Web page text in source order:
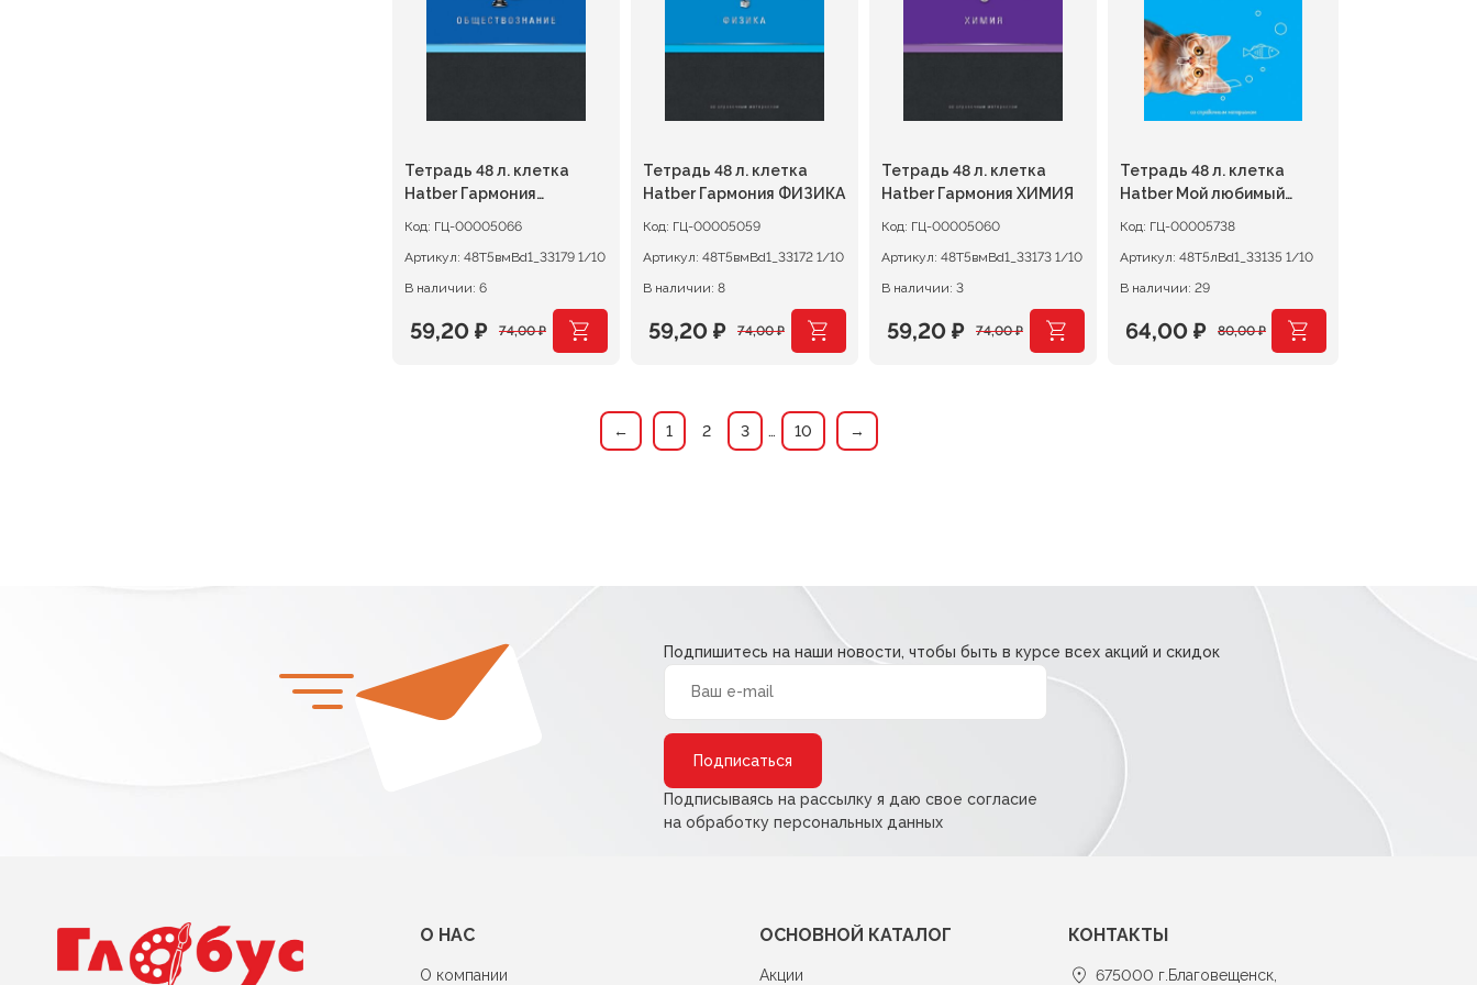
Тетрадь 48 л. клетка
Hatber Гармония
Код: ГЦ-00005066
Артикул:
48Т5вмBd1_33179 1/10
В наличии: 6
74,00₽
Первоначальная
59,20 ₽
Текущая
Тетрадь 48 л. клетка
Hatber Гармония ФИЗИКА
Код: ГЦ-00005059
Артикул:
48Т5вмBd1_33172 1/10
В наличии: 8
74,00₽
Первоначальная
составляла
74,00 ₽.
59,20 ₽
Текущая
59,20 ₽.
Тетрадь 48 л. клетка
Hatber Гармония ХИМИЯ
Код: ГЦ-00005060
Артикул:
48Т5вмBd1_33173 1/10
В наличии: 3
74,00₽
Первоначальная
59,20 ₽
Текущая
Тетрадь 48 л. клетка
Hatber Мой любимый
Код: ГЦ-00005738
Артикул:
48Т5лBd1_33135 1/10
В наличии: 29
80,00₽
Первоначальная
64,00 ₽
Текущая
← 1 2 3 … 10 →
Подпишитесь на наши новости, чтобы быть в курсе всех акций и скидок
Подписываясь на рассылку я даю свое согласие
на обработку персональных данных
О НАС
О компании
ОСНОВНОЙ КАТАЛОГ
Акции
КОНТАКТЫ
675000 г.Благовещенск,